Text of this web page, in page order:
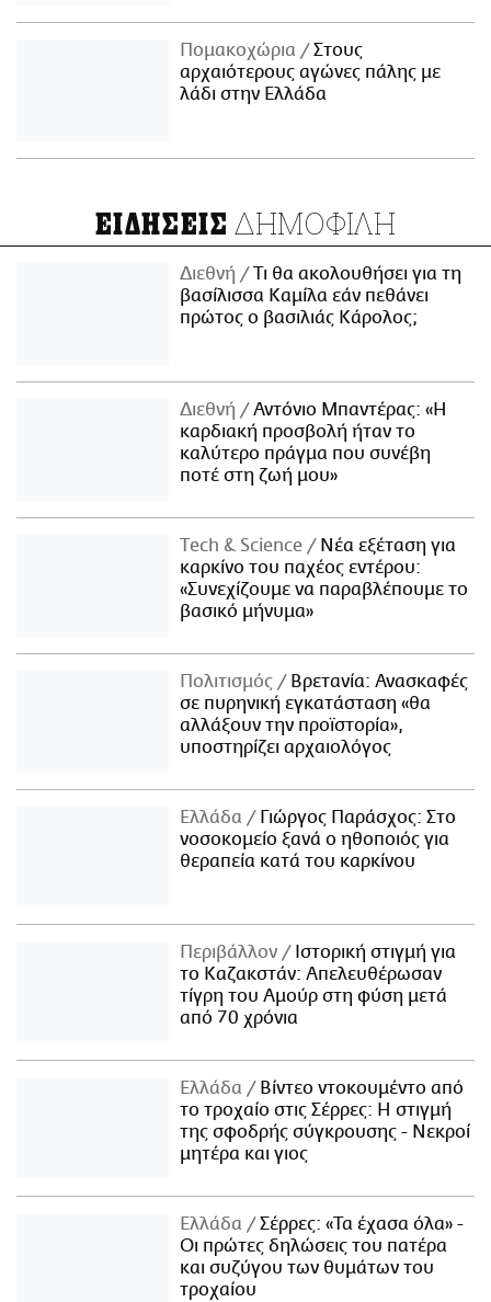
Πομακοχώρια
Στους
αρχαιότερους αγώνες πάλης με
λάδι στην Ελλάδα
ΕΙΔΗΣΕΙΣ ΔΗΜΟΦΙΛΗ
Διεθνή
Τι θα ακολουθήσει για τη
βασίλισσα Καμίλα εάν πεθάνει
πρώτος ο βασιλιάς Κάρολος;
Διεθνή
Αντόνιο Μπαντέρας: «Η
καρδιακή προσβολή ήταν το
καλύτερο πράγμα που συνέβη
ποτέ στη ζωή μου»
Τech & Science
Νέα εξέταση για
καρκίνο του παχέος εντέρου:
«Συνεχίζουμε να παραβλέπουμε το
βασικό μήνυμα»
Πολιτισμός
Βρετανία: Ανασκαφές
σε πυρηνική εγκατάσταση «θα
αλλάξουν την προϊστορία»,
υποστηρίζει αρχαιολόγος
Ελλάδα
Γιώργος Παράσχος: Στο
νοσοκομείο ξανά ο ηθοποιός για
θεραπεία κατά του καρκίνου
Περιβάλλον
Ιστορική στιγμή για
το Καζακστάν: Απελευθέρωσαν
τίγρη του Αμούρ στη φύση μετά
από 70 χρόνια
Ελλάδα
Βίντεο ντοκουμέντο από
το τροχαίο στις Σέρρες: Η στιγμή
της σφοδρής σύγκρουσης - Νεκροί
μητέρα και γιος
Ελλάδα
Σέρρες: «Τα έχασα όλα» -
Οι πρώτες δηλώσεις του πατέρα
και συζύγου των θυμάτων του
τροχαίου